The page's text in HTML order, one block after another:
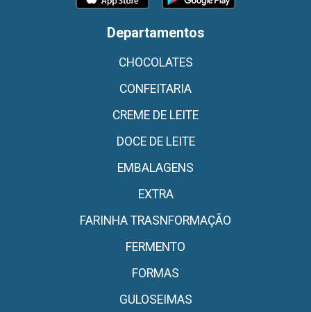
Departamentos
CHOCOLATES
CONFEITARIA
CREME DE LEITE
DOCE DE LEITE
EMBALAGENS
EXTRA
FARINHA TRASNFORMAÇÃO
FERMENTO
FORMAS
GULOSEIMAS